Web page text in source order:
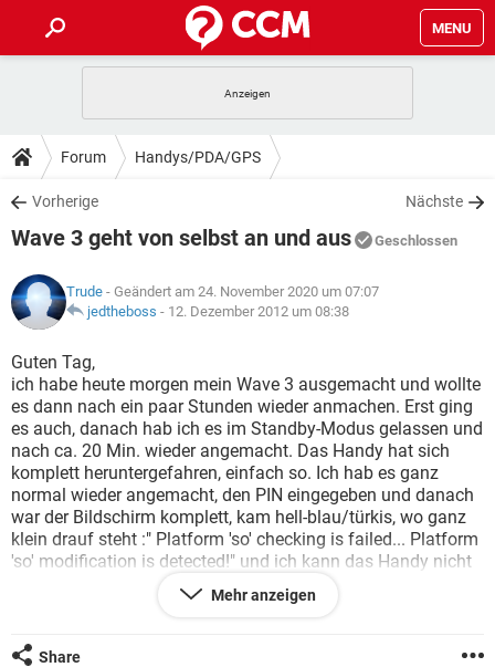
MENU
ANDROID IOS
WINDOWS 10
WHATSAPP TIKTOK
FACEBOOK
TIPPS & TRICKS
SPIELE STREAMING
WHATSAPP TIKTOK
FACEBOOK
DOWNLOADS
SPIELE STREAMING
ANDROID
WINDOWS 10 INSTAGRAM
WHATSAPP
FACEBOOK HARDWARE
SPIELE STREAMING
ANDROID
WINDOWS 10
WHATSAPP TIKTOK
FACEBOOK HARDWARE
LEXIKON
SPIELE
ANDROID IOS
WINDOWS 10 INSTAGRAM
WHATSAPP TIKTOK
FACEBOOK HARDWARE
Forum Handys/PDA/GPS
Vorherige Nächste
Wave 3 geht von selbst an und aus Geschlossen
Trude - Geändert am 24. November 2020 um 07:07
jedtheboss - 12. Dezember 2012 um 08:38
Guten Tag,
ich habe heute morgen mein Wave 3 ausgemacht und wollte
es dann nach ein paar Stunden wieder anmachen. Erst ging
es auch, danach hab ich es im Standby-Modus gelassen und
nach ca. 20 Min. wieder angemacht. Das Handy hat sich
komplett heruntergefahren, einfach so. Ich hab es ganz
normal wieder angemacht, den PIN eingegeben und danach
war der Bildschirm komplett, kam hell-blau/türkis, wo ganz
klein drauf steht :" Platform 'so' checking is failed... Platform
'so' modification is detected!" und ich kann das Handy nicht
mehr ausmachen oder irgendwelche Knöpfe bedienen. Nach
ca. 1 Minute fährt es sich dann von selbst runter und wieder
Ich habe schon die Speicherkarte und den Akku
Mehr anzeigen
Share